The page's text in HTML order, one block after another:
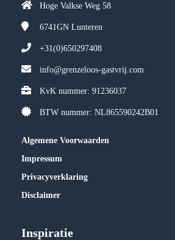
Hoge Valkse Weg 58
6741GN Lunteren
+31(0)650297408
info@grenzeloos-gastvrij.com
KvK nummer: 91236037
BTW nummer: NL865590242B01
Algemene Voorwaarden
Impressum
Privacyverklaring
Disclaimer
Inspiratie